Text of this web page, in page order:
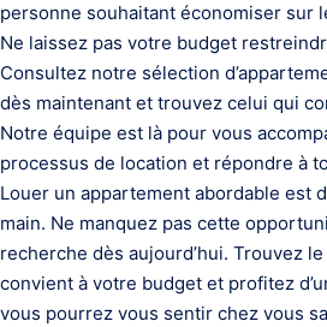
personne souhaitant économiser sur
Ne laissez pas votre budget
Consultez notre sélection
dès maintenant et trouvez celui qui
Notre équipe est là pour vous
processus de location et répondre à
Louer un appartement abordable est
main. Ne manquez pas cette
recherche dès aujourd’hui. Trouvez
convient à votre budget et profitez
vous pourrez vous sentir chez vous